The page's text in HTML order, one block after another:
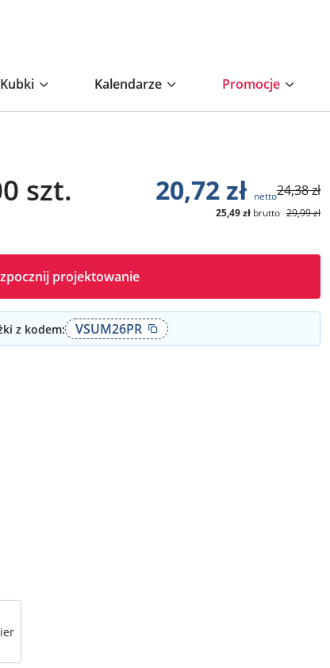
Kubki Kalendarze Promocje
szt. 20,72zł netto24,38zł
25,49zł brutto 29,99zł
projektowanie
z kodem: VSUM26PR